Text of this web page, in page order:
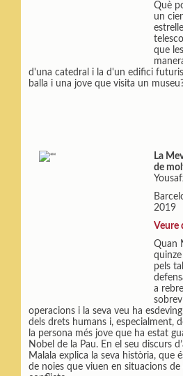
Què
un
que
d'una catedral i la d'un edifici
balla i una jove que visita un
La
de
2019
Veure
Quan
pels
a
operacions i la seva veu ha
dels drets humans i, especialment,
la persona més jove que ha estat
Nobel de la Pau. En el seu discurs
Malala explica la seva història, que
de noies que viuen en situacions